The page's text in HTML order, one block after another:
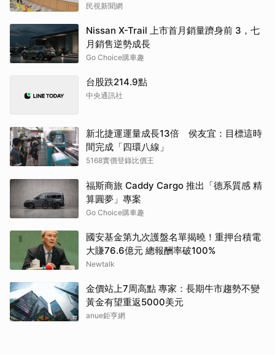
民視新聞網
Nissan X-Trail 上市首月銷量躋身前 3，七
月銷售逆勢成長
Go Choice購車趣
台股跌214.9點
中央通訊社
新北捷運運量成長13倍 侯友宜：目標這時
間完成「四環八線」
5168實價登錄比價王
福斯商旅 Caddy Cargo 推出「德系質感 精
算圓夢」專案
Go Choice購車趣
國安基金第九次護盤名單揭曉！重押台積電
大賺76.6億元 總報酬率破100%
Newtalk
金價站上7周高點 專家：長期牛市趨勢不變
黃金有望重返5000美元
anue鉅亨網